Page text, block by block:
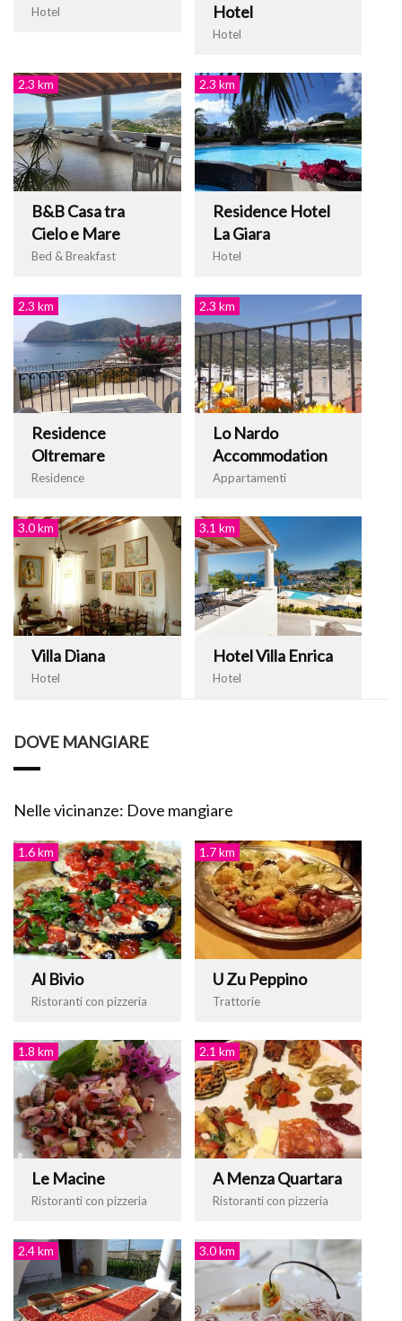
Hotel
Hotel
Hotel
2.3 km
B&B Casa tra
Cielo e Mare
Bed & Breakfast
2.3 km
Residence Hotel
La Giara
Hotel
2.3 km
Residence
Oltremare
Residence
2.3 km
Lo Nardo
Accommodation
Appartamenti
3.0 km
Villa Diana
Hotel
3.1 km
Hotel Villa Enrica
Hotel
DOVE MANGIARE
Nelle vicinanze: Dove mangiare
1.6 km
Al Bivio
Ristoranti con pizzeria
1.7 km
U Zu Peppino
Trattorie
1.8 km
Le Macine
Ristoranti con pizzeria
2.1 km
A Menza Quartara
Ristoranti con pizzeria
2.4 km 3.0 km